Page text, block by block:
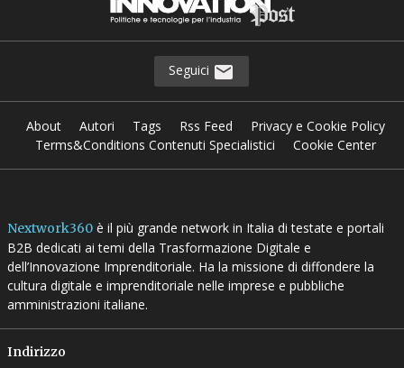
Seguici
About Autori Tags Rss Feed
Privacy e Cookie Policy
Terms&Conditions Contenuti Specialistici
Cookie Center
Nextwork360è il più grande network in Italia di testate e portali
B2B dedicati ai temi della Trasformazione Digitale e
dell’Innovazione Imprenditoriale. Ha la missione di diffondere la
cultura digitale e imprenditoriale nelle imprese e pubbliche
amministrazioni italiane.
Indirizzo